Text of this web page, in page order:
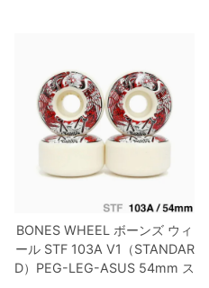
BONES WHEEL ボーンズ ウィ
ールSTF 103A V1（STANDAR
D） PEG-LEG-ASUS 54mm ス